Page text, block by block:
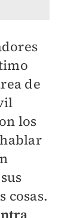
de
los
cosas.